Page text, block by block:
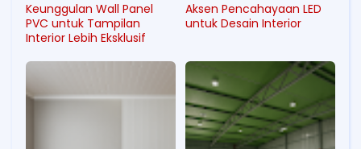
Keunggulan Wall Panel
PVC untuk Tampilan
Interior Lebih Eksklusif
Aksen Pencahayaan LED
untuk Desain Interior